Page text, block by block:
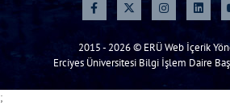
2015 - 2026 © ERÜ Web İçerik
Erciyes Üniversitesi Bilgi İşlem Daire
;